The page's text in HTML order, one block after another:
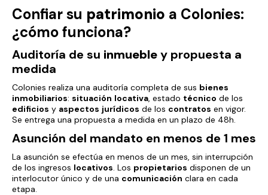
Confiar su patrimonio a Colonies:
¿cómo funciona?
Auditoría de su inmuebley propuesta a
medida
Colonies realiza una auditoría completa de sus bienes
inmobiliarios: situación locativa, estado técnico de los
edificios y aspectos jurídicos de los contratos en vigor.
Se entrega una propuesta a medida en un plazo de 48h.
Asunción del mandato en menos de 1 mes
La asunción se efectúa en menos de un mes, sin interrupción
de los ingresos locativos. Los propietarios disponen de un
interlocutor único y de una comunicación clara en cada
etapa.